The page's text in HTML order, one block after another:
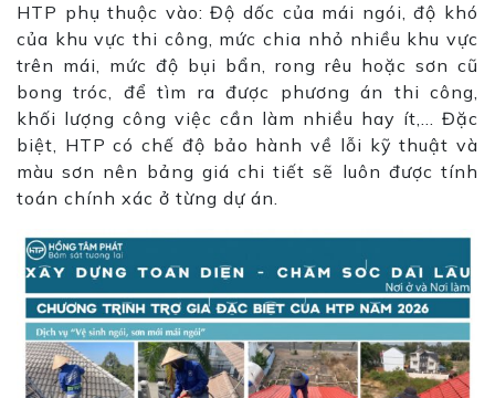
HTP phụ thuộc vào: Độ dốc của mái ngói, độ khó
của khu vực thi công, mức chia nhỏ nhiều khu vực
trên mái, mức độ bụi bẩn, rong rêu hoặc sơn cũ
bong tróc, để tìm ra được phương án thi công,
khối lượng công việc cần làm nhiều hay ít,… Đặc
biệt, HTP có chế độ bảo hành về lỗi kỹ thuật và
màu sơn nên bảng giá chi tiết sẽ luôn được tính
toán chính xác ở từng dự án.